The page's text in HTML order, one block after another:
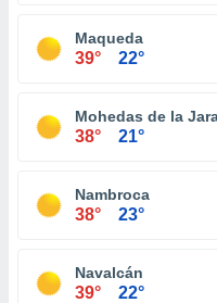
Maqueda
39° 22°
Mohedas de la
38° 21°
Nambroca
38° 23°
Navalcán
39° 22°